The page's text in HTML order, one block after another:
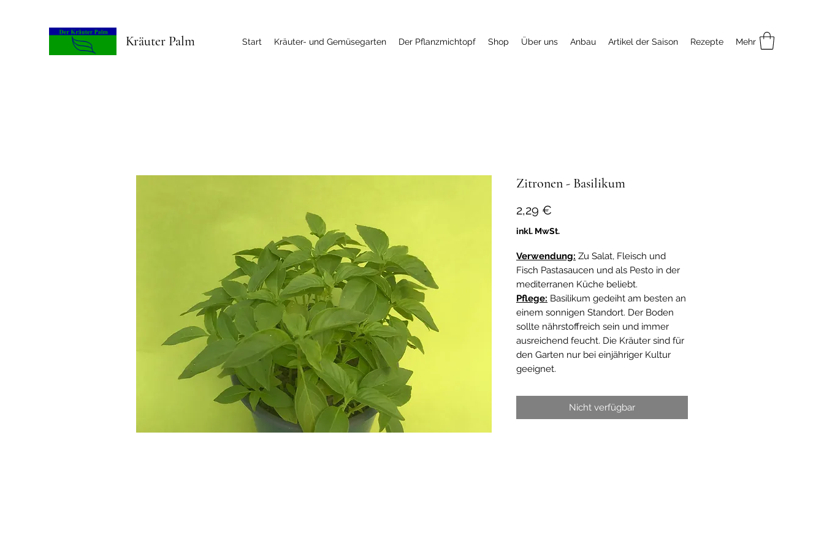
Kräuter Palm Start Kräuter- und Gemüsegarten Der Pflanzmichtopf Shop Über uns Anbau Artikel der Saison Rezepte Mehr
Zitronen - Basilikum
2,29 €
inkl. MwSt.
Verwendung: Zu Salat, Fleisch und
Fisch Pastasaucen und als Pesto in der
mediterranen Küche beliebt.
Pflege: Basilikum gedeiht am besten an
einem sonnigen Standort. Der Boden
sollte nährstoffreich sein und immer
ausreichend feucht. Die Kräuter sind für
den Garten nur bei einjähriger Kultur
geeignet.
Nicht verfügbar